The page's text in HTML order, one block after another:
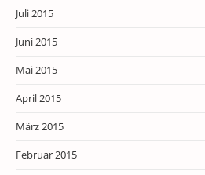
Juli 2015
Juni 2015
Mai 2015
April 2015
März 2015
Februar 2015